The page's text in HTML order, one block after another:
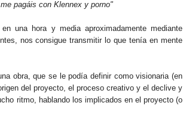
pagáis con Klennex y porno"
una hora y media aproximadamente mediante
nos consigue transmitir lo que tenía en mente
obra, que se le podía definir como visionaria (en
del proyecto, el proceso creativo y el declive y
ritmo, hablando los implicados en el proyecto (o